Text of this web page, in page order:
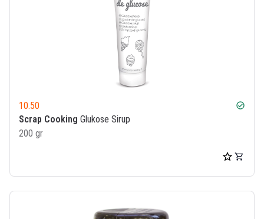
10.50 check_circle
Scrap Cooking Glukose Sirup
200 gr